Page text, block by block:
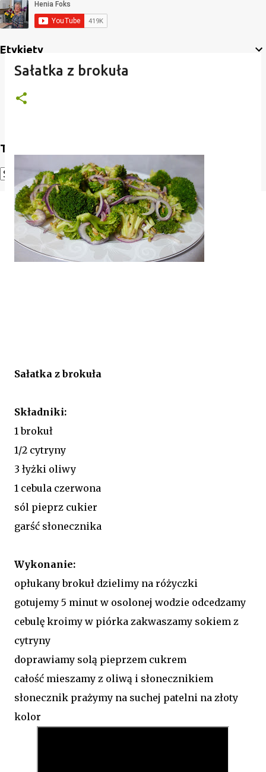
Etykiety
Translate
Powered by Translate
Sałatka z brokuła
Sałatka z brokuła
Składniki:
1 brokuł
1/2 cytryny
3 łyżki oliwy
1 cebula czerwona
sól pieprz cukier
garść słonecznika
Wykonanie:
opłukany brokuł dzielimy na różyczki
gotujemy 5 minut w osolonej wodzie odcedzamy
cebulę kroimy w piórka zakwaszamy sokiem z
cytryny
doprawiamy solą pieprzem cukrem
całość mieszamy z oliwą i słonecznikiem
słonecznik prażymy na suchej patelni na złoty
kolor